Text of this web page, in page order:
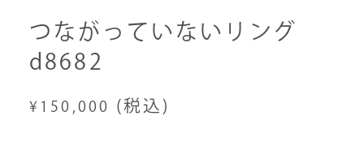
つながっていないリング
d8682
¥150,000 (税込)